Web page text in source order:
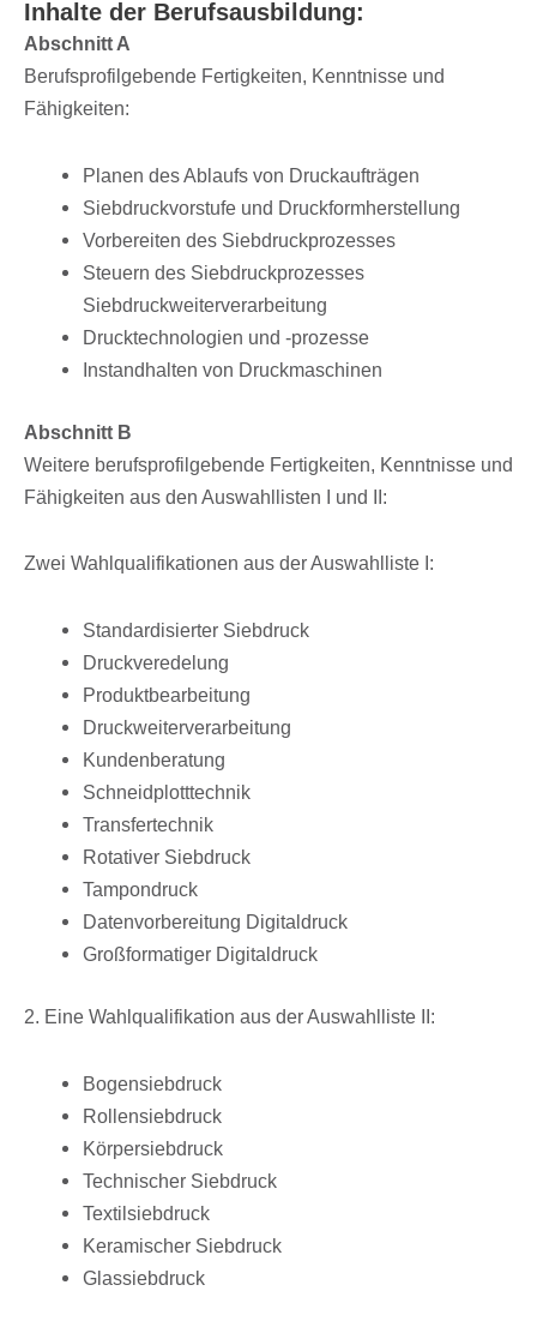
Inhalte der Berufsausbildung:
Abschnitt A
Berufs­pro­fil­ge­bende Fertig­kei­ten, Kennt­nisse und
Fähigkeiten:
Planen des Ablaufs von Druckaufträgen
Sieb­druck­vor­stufe und Druckformherstellung
Vorbe­rei­ten des Siebdruckprozesses
Steu­ern des Siebdruckprozesses
Siebdruckweiterverarbeitung
Druck­tech­no­lo­gien und -prozesse
Instand­hal­ten von Druckmaschinen
Abschnitt B
Weitere berufs­pro­fil­ge­bende Fertig­kei­ten, Kennt­nisse und
Fähig­kei­ten aus den Auswahl­lis­ten I und II:
Zwei Wahl­qua­li­fi­ka­tio­nen aus der Auswahl­liste I:
Stan­dar­di­sier­ter Siebdruck
Druck­ver­ede­lung
Produkt­be­ar­bei­tung
Druck­wei­ter­ver­ar­bei­tung
Kunden­be­ra­tung
Schneid­plott­tech­nik
Trans­fer­tech­nik
Rota­ti­ver Siebdruck
Tampon­druck
Daten­vor­be­rei­tung Digitaldruck
Groß­for­ma­ti­ger Digitaldruck
2. Eine Wahl­qua­li­fi­ka­tion aus der Auswahl­liste II:
Bogen­sieb­druck
Rollen­sieb­druck
Körper­sieb­druck
Tech­ni­scher Siebdruck
Textil­sieb­druck
Kera­mi­scher Siebdruck
Glas­sieb­druck